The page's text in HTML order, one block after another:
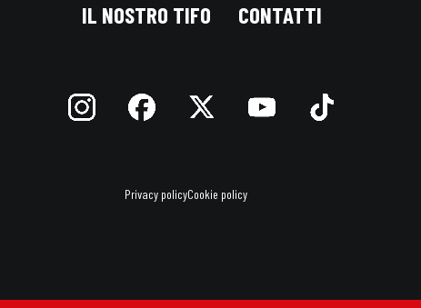
IL NOSTRO TIFO CONTATTI
Privacy policyCookie policy